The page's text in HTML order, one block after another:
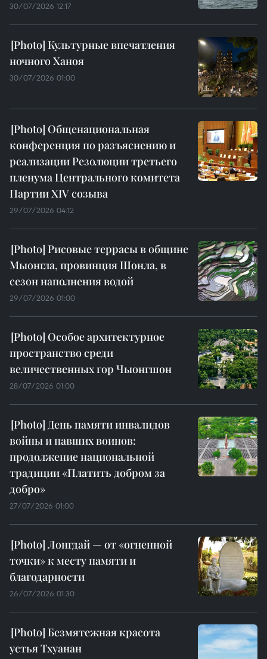
30/07/2026 12:17
Культурные впечатления
ночного Ханоя
30/07/2026 01:00
Общенациональная
конференция по разъяснению и
реализации Резолюции третьего
пленума Центрального комитета
Партии XIV созыва
29/07/2026 04:12
Рисовые террасы в общине
Мыонгла, провинция Шонла, в
сезон наполнения водой
29/07/2026 01:00
Особое архитектурное
пространство среди
величественных гор Чыонгшон
28/07/2026 01:00
День памяти инвалидов
войны и павших воинов:
продолжение национальной
традиции «Платить добром за
добро»
27/07/2026 01:00
Лонгдай — от «огненной
точки» к месту памяти и
благодарности
26/07/2026 01:30
Безмятежная красота
устья Тхуанан